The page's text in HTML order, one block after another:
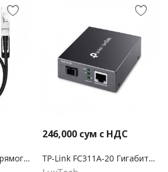
SM9220-1M Кабель прямого подключения Omada QSFP28 длиной 1 метр 100G
246,000 сум с НДС
TP-Link FC311A-20 Гигабитный медиаконвертер WDM Omada